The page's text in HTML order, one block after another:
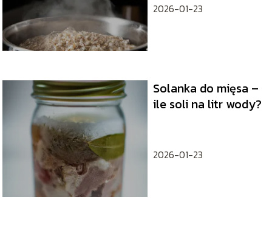
2026-01-23
Solanka do mięsa –
ile soli na litr wody?
2026-01-23